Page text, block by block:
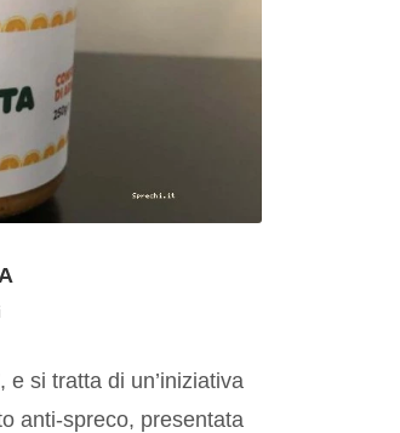
e si tratta di un’iniziativa
anti-spreco, presentata